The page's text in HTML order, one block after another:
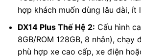
hợp khách muốn dùng lâu dài, ít
DX14 Plus Thế Hệ 2: Cấu hình
8GB/ROM 128GB, 8 nhân), chạy
phù hợp xe cao cấp, xe điện